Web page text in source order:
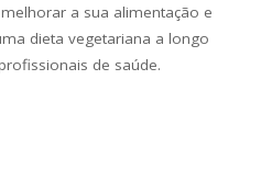
a sua alimentação e
dieta vegetariana a longo
de saúde.